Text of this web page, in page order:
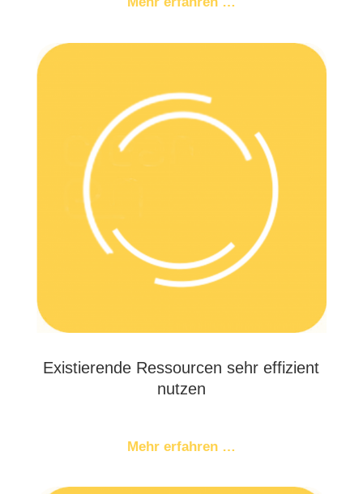
Exis­tie­ren­de Res­sour­cen sehr effi­zi­ent
nutzen
Mehr erfah­ren …